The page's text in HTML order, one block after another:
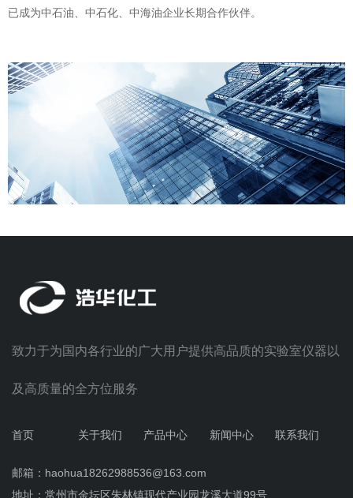
已成为中石油、中石化、中海油企业长期合作伙伴。
致力于为国内各行业的广大用户提供高品质的实验室仪器以
及高质量的全方位服务
首页 关于我们 产品中心 新闻中心 联系我们
邮箱：haohua18262988536@163.com
地址：常州市金坛区朱林镇现代产业园龙溪大道99号